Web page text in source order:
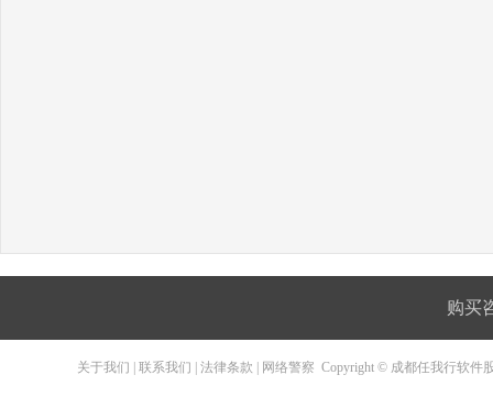
购买
关于我们 联系我们 法律条款 网络警察 Copyright © 成都任我行软件